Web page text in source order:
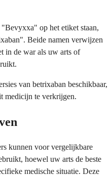
op het etiket staan,
Beide namen verwijzen
in de war als uw arts of
van betrixaban beschikbaar,
medicijn te verkrijgen.
kunnen voor vergelijkbare
hoewel uw arts de beste
medische situatie. Deze